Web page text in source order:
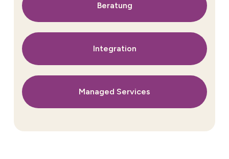
Beratung
Integration
Managed Services